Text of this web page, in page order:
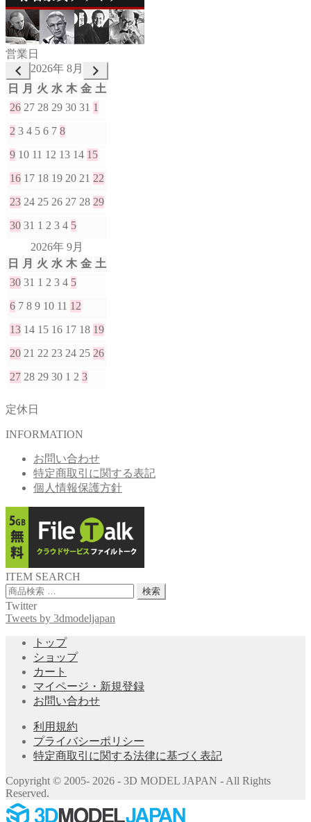
営業日
2026年 8月
日
月 火 水 木 金 土
26 27 28 29 30 31 1
2 3 4 5 6 7 8
9 10 11 12 13 14 15
16 17 18 19 20 21 22
23 24 25 26 27 28 29
30 31 1 2 3 4 5
2026年 9月
日
月 火 水 木 金 土
30 31 1 2 3 4 5
6 7 8 9 10 11 12
13 14 15 16 17 18 19
20 21 22 23 24 25 26
27 28 29 30 1 2 3
定休日
INFORMATION
お問い合わせ
特定商取引に関する表記
個人情報保護方針
ITEM SEARCH
検
索
対
検索
Twitter
Tweets by 3dmodeljapan
トップ
ショップ
カート
マイページ・新規登録
お問い合わせ
利用規約
プライバシーポリシー
特定商取引に関する法律に基づく表記
Copyright © 2005- 2026 - 3D MODEL JAPAN - All Rights
Reserved.